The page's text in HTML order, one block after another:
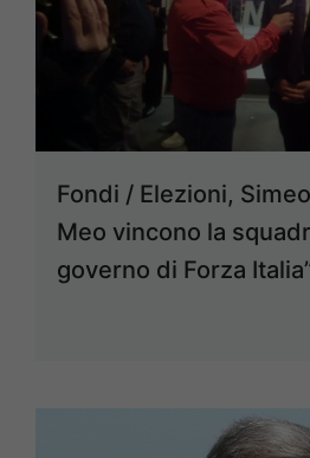
Fondi / Elezioni,
Meo vincono la
governo di Forza